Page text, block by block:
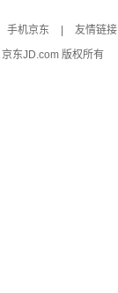
手机京东 友情链接
京东JD.com 版权所有